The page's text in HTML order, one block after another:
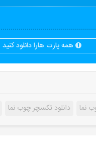
همه پارت هارا دانلود کنید
دانلود تکسچر چوب نما